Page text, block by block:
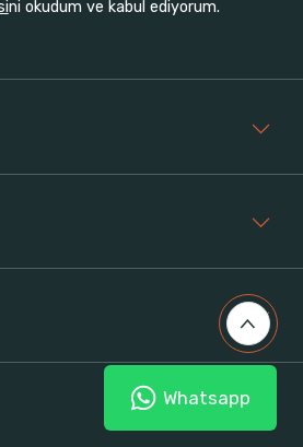
ni okudum ve kabul ediyorum.
Whatsapp